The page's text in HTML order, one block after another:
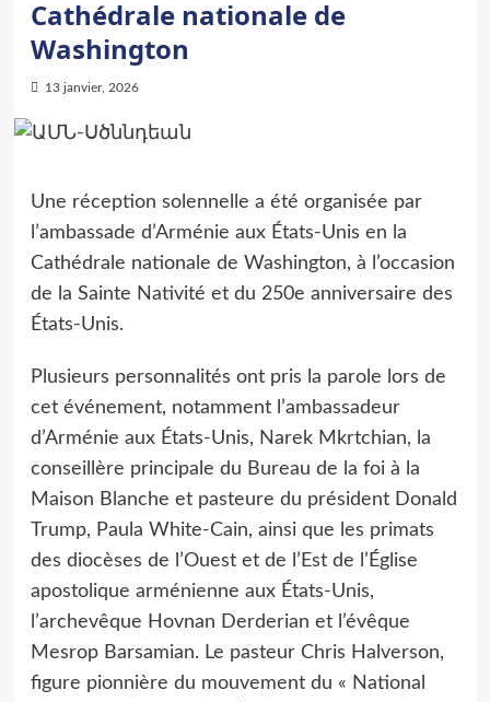
Cathédrale nationale de
Washington
13 janvier, 2026
Une réception solennelle a été organisée par
l’ambassade d’Arménie aux États-Unis en la
Cathédrale nationale de Washington, à l’occasion
de la Sainte Nativité et du 250e anniversaire des
États-Unis.
Plusieurs personnalités ont pris la parole lors de
cet événement, notamment l’ambassadeur
d’Arménie aux États-Unis, Narek Mkrtchian, la
conseillère principale du Bureau de la foi à la
Maison Blanche et pasteure du président Donald
Trump, Paula White-Cain, ainsi que les primats
des diocèses de l’Ouest et de l’Est de l’Église
apostolique arménienne aux États-Unis,
l’archevêque Hovnan Derderian et l’évêque
Mesrop Barsamian. Le pasteur Chris Halverson,
figure pionnière du mouvement du « National